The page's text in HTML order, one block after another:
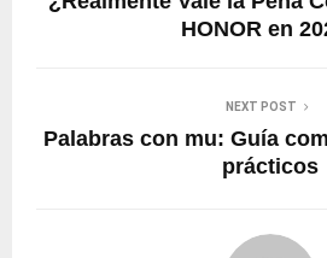
HONOR en
NEXT POST
Palabras con mu: Guía
prácticos